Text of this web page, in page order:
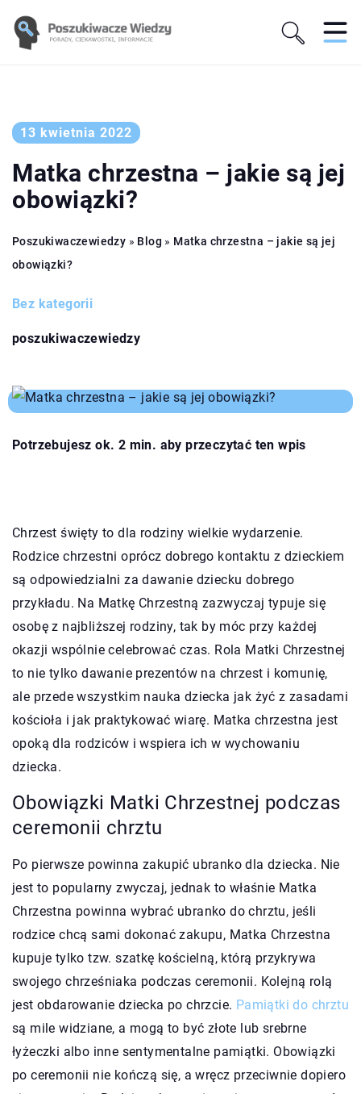
13 kwietnia 2022
Matka chrzestna – jakie są jej
obowiązki?
Poszukiwaczewiedzy » Blog » Matka chrzestna – jakie są jej
obowiązki?
Bez kategorii
poszukiwaczewiedzy
Potrzebujesz ok. 2 min. aby przeczytać ten wpis
Chrzest święty to dla rodziny wielkie wydarzenie.
Rodzice chrzestni oprócz dobrego kontaktu z dzieckiem
są odpowiedzialni za dawanie dziecku dobrego
przykładu. Na Matkę Chrzestną zazwyczaj typuje się
osobę z najbliższej rodziny, tak by móc przy każdej
okazji wspólnie celebrować czas. Rola Matki Chrzestnej
to nie tylko dawanie prezentów na chrzest i komunię,
ale przede wszystkim nauka dziecka jak żyć z zasadami
kościoła i jak praktykować wiarę. Matka chrzestna jest
opoką dla rodziców i wspiera ich w wychowaniu
dziecka.
Obowiązki Matki Chrzestnej podczas
ceremonii chrztu
Po pierwsze powinna zakupić ubranko dla dziecka. Nie
jest to popularny zwyczaj, jednak to właśnie Matka
Chrzestna powinna wybrać ubranko do chrztu, jeśli
rodzice chcą sami dokonać zakupu, Matka Chrzestna
kupuje tylko tzw. szatkę kościelną, którą przykrywa
swojego chrześniaka podczas ceremonii. Kolejną rolą
jest obdarowanie dziecka po chrzcie. Pamiątki do chrztu
są mile widziane, a mogą to być złote lub srebrne
łyżeczki albo inne sentymentalne pamiątki. Obowiązki
po ceremonii nie kończą się, a wręcz przeciwnie dopiero